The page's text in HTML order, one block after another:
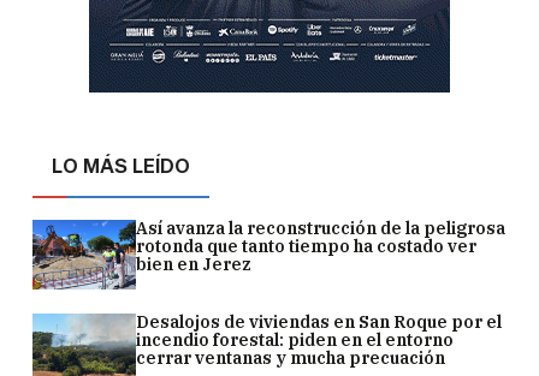
LO MÁS LEÍDO
Así avanza la reconstrucción de la peligrosa
rotonda que tanto tiempo ha costado ver
bien en Jerez
Desalojos de viviendas en San Roque por el
incendio forestal: piden en el entorno
cerrar ventanas y mucha precuación